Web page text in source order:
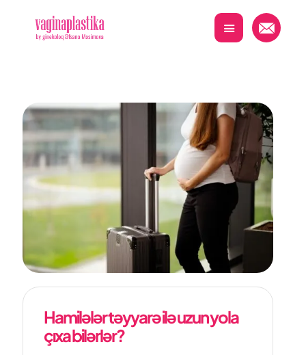
Hamilələr təyyarə ilə uzun yola
çıxa bilərlər?